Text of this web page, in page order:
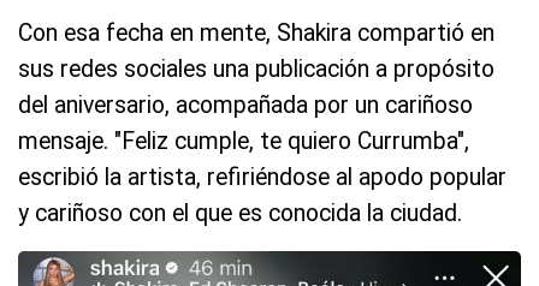
Con esa fecha en mente, Shakira compartió en
sus redes sociales una publicación a propósito
del aniversario, acompañada por un cariñoso
mensaje. "Feliz cumple, te quiero Currumba",
escribió la artista, refiriéndose al apodo popular
y cariñoso con el que es conocida la ciudad.